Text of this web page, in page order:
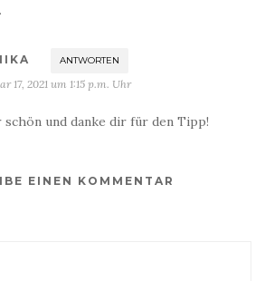
ANTWORTEN
17, 2021 um 1:15 p.m. Uhr
schön und danke dir für den Tipp!
EINEN KOMMENTAR